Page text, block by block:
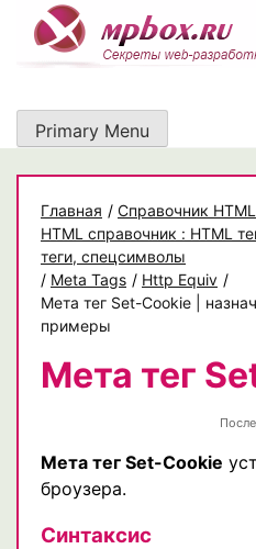
content
Primary Menu
Главная / Cправочник
HTML справочник : HTML
теги, спецсимволы
/ Meta Tags / Http Equiv /
Мета тег Set-Cookie |
примеры
Мета тег
Мета тег Set-Cookie
броузера.
Синтаксис